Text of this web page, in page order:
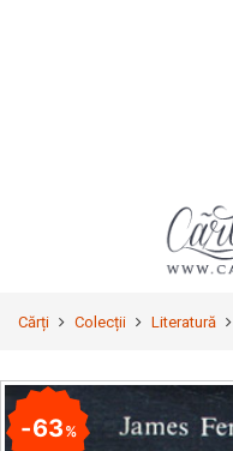
Cărți Colecții Literatură
63%